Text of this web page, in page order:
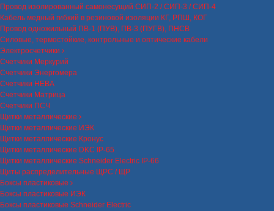
Провод изолированный самонесущий СИП-2 / СИП-3 / СИП-4
Кабель медный гибкий в резиновой изоляции КГ, РПШ, КОГ
Провод одножильный ПВ-1 (ПУВ), ПВ-3 (ПУГВ), ПНСВ
Силовые, термостойкие, контрольные и оптические кабели
Электросчетчики
Счетчики Меркурий
Счетчики Энергомера
Счетчики НЕВА
Счетчики Матрица
Счетчики ПСЧ
Щитки металлические
Щитки металлические ИЭК
Щитки металлические Кронус
Щитки металлические DKC IP-65
Щитки металлические Schneider Electric IP-66
Щиты распределительные ЩРС / ЩР
Боксы пластиковые
Боксы пластиковые ИЭК
Боксы пластиковые Schneider Electric